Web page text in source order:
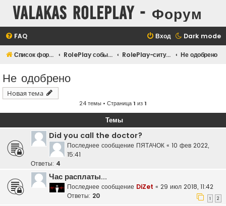
Valakas Roleplay - Форум
Dark mode
FAQ Вход
Список форумов RolePlay события RolePlay-ситуации Не одобрено
Не одобрено
Новая тема
24 темы • Страница1 из1
Темы
Did you call the doctor?
Последнее сообщение ПЯТАЧОК « 10 фев 2022,
15:41
Ответы: 4
Час расплаты...
Последнее сообщение DiZet « 29 июл 2018, 11:42
Ответы: 20 1 2